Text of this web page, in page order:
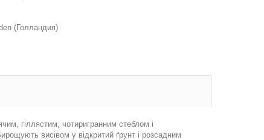
(Голландия)
гіллястим, чотиригранним стеблом і
висівом у відкритий ґрунт і розсадним